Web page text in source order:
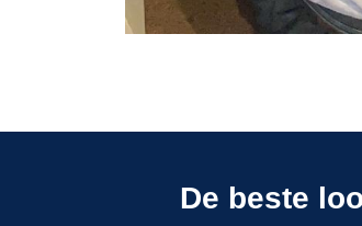
De beste